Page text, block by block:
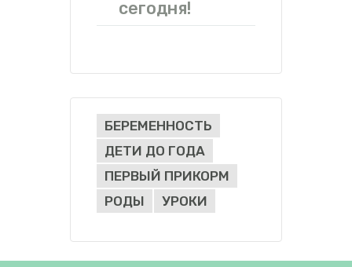
сегодня!
БЕРЕМЕННОСТЬ
ДЕТИ ДО ГОДА
ПЕРВЫЙ ПРИКОРМ
РОДЫ
УРОКИ